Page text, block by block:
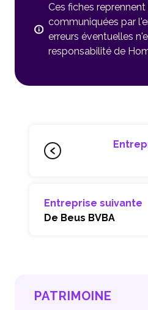
Ces fiches
communiquées par
erreurs éventuelles
responsabilité de
Entreprise suivante
De Beus BVBA
PATRIMOINE